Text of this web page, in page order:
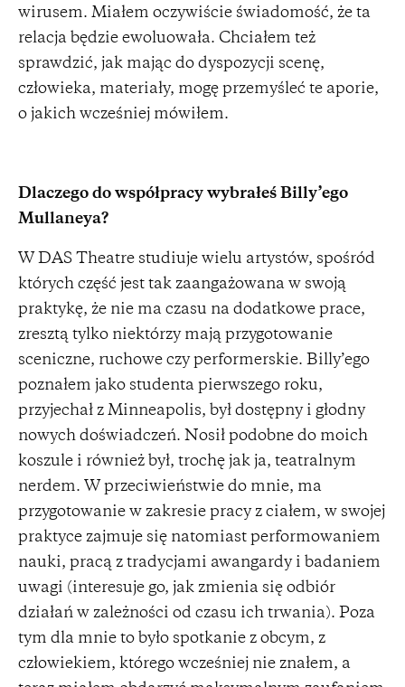
wirusem. Miałem oczywiście świadomość, że ta
relacja będzie ewoluowała. Chciałem też
sprawdzić, jak mając do dyspozycji scenę,
człowieka, materiały, mogę przemyśleć te aporie,
o jakich wcześniej mówiłem.
Dlaczego do współpracy wybrałeś Billy’ego
Mullaneya?
W DAS Theatre studiuje wielu artystów, spośród
których część jest tak zaangażowana w swoją
praktykę, że nie ma czasu na dodatkowe prace,
zresztą tylko niektórzy mają przygotowanie
sceniczne, ruchowe czy performerskie. Billy’ego
poznałem jako studenta pierwszego roku,
przyjechał z Minneapolis, był dostępny i głodny
nowych doświadczeń. Nosił podobne do moich
koszule i również był, trochę jak ja, teatralnym
nerdem. W przeciwieństwie do mnie, ma
przygotowanie w zakresie pracy z ciałem, w swojej
praktyce zajmuje się natomiast performowaniem
nauki, pracą z tradycjami awangardy i badaniem
uwagi (interesuje go, jak zmienia się odbiór
działań w zależności od czasu ich trwania). Poza
tym dla mnie to było spotkanie z obcym, z
człowiekiem, którego wcześniej nie znałem, a